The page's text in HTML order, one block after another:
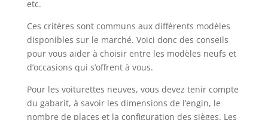
etc.
Ces critères sont communs aux différents modèles
disponibles sur le marché. Voici donc des conseils
pour vous aider à choisir entre les modèles neufs et
d’occasions qui s’offrent à vous.
Pour les voiturettes neuves, vous devez tenir compte
du gabarit, à savoir les dimensions de l’engin, le
nombre de places et la configuration des sièges. Les